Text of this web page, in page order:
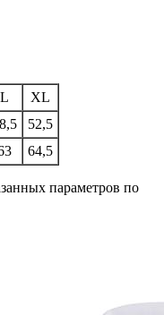
L
XL
52,5
64,5
параметров по